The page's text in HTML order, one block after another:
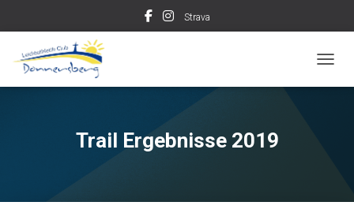
Strava
Trail Ergebnisse 2019